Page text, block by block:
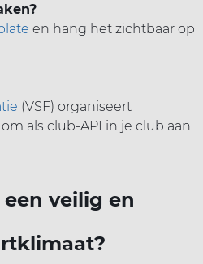
en hang het zichtbaar op
(VSF) organiseert
als club-API in je club aan
veilig en